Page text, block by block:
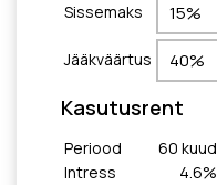
Sissemaks
Jääkväärtus
Kasutusrent
Periood 60 kuud
Intress
4.6%